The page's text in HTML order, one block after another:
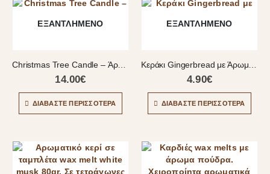
ΕΞΑΝΤΛΗΜΈΝΟ
Christmas Tree Candle – Άρωμα Τσουρέκι
14.00€
ΔΙΑΒΆΣΤΕ ΠΕΡΙΣΣΌΤΕΡΑ
ΕΞΑΝΤΛΗΜΈΝΟ
4.90€
ΔΙΑΒΆΣΤΕ ΠΕΡΙΣΣΌΤΕΡΑ